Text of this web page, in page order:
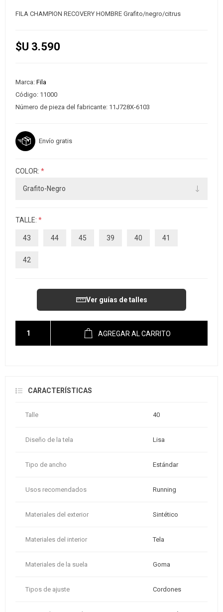
FILA CHAMPION RECOVERY HOMBRE Grafito/negro/citrus
$U 3.590
Marca: Fila
Código: 11000
Número de pieza del fabricante: 11J728X-6103
Envío gratis
COLOR: *
TALLE: *
43 44 45 39 40 41
42
Ver guías de talles
AGREGAR AL CARRITO
CARACTERÍSTICAS
Talle 40
Diseño de la tela Lisa
Tipo de ancho Estándar
Usos recomendados Running
Materiales del exterior Sintético
Materiales del interior Tela
Materiales de la suela Goma
Tipos de ajuste Cordones